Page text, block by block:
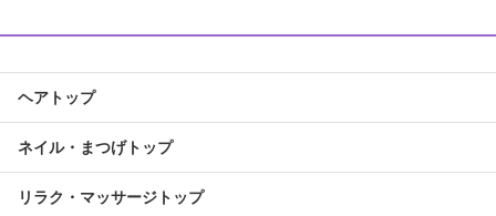
ヘアトップ
ネイル・まつげトップ
リラク・マッサージトップ